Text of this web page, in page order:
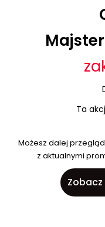
Ta
Możesz dalej
z aktualnymi